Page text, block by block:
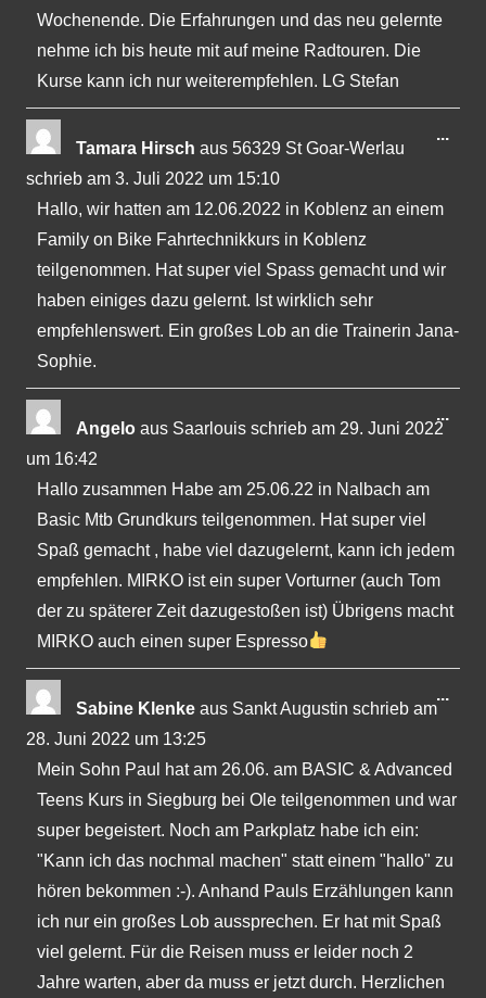
Wochenende. Die Erfahrungen und das neu gelernte
nehme ich bis heute mit auf meine Radtouren. Die
Kurse kann ich nur weiterempfehlen. LG Stefan
Tamara Hirsch aus 56329 St Goar-Werlau
schrieb am 3. Juli 2022 um 15:10
Hallo, wir hatten am 12.06.2022 in Koblenz an einem
Family on Bike Fahrtechnikkurs in Koblenz
teilgenommen. Hat super viel Spass gemacht und wir
haben einiges dazu gelernt. Ist wirklich sehr
empfehlenswert. Ein großes Lob an die Trainerin Jana-
Sophie.
...
Angelo aus Saarlouis schrieb am 29. Juni 2022
um 16:42
Hallo zusammen Habe am 25.06.22 in Nalbach am
Basic Mtb Grundkurs teilgenommen. Hat super viel
Spaß gemacht , habe viel dazugelernt, kann ich jedem
empfehlen. MIRKO ist ein super Vorturner (auch Tom
der zu späterer Zeit dazugestoßen ist) Übrigens macht
MIRKO auch einen super Espresso
...
Sabine Klenke aus Sankt Augustin schrieb am
28. Juni 2022 um 13:25
Mein Sohn Paul hat am 26.06. am BASIC & Advanced
Teens Kurs in Siegburg bei Ole teilgenommen und war
super begeistert. Noch am Parkplatz habe ich ein:
"Kann ich das nochmal machen" statt einem "hallo" zu
hören bekommen :-). Anhand Pauls Erzählungen kann
ich nur ein großes Lob aussprechen. Er hat mit Spaß
viel gelernt. Für die Reisen muss er leider noch 2
Jahre warten, aber da muss er jetzt durch. Herzlichen
...